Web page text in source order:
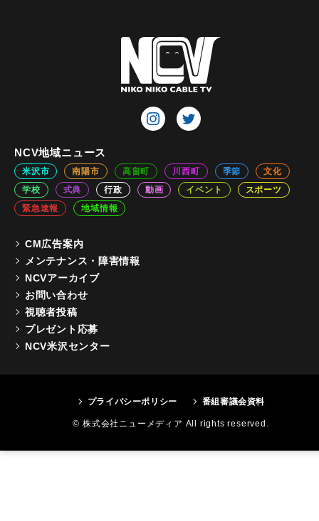
NCV地域ニュース
米沢市 南陽市 高畠町 川西町 季節
文化
学校
式典 行政 動画 イベント
スポーツ
緊急速報
地域情報
CM広告案内
メンテナンス・障害情報
NCVアーカイブ
お問い合わせ
視聴者投稿
プレゼント応募
NCV米沢センター
プライバシーポリシー 番組審議会資料
© 株式会社ニューメディア All rights reserved.